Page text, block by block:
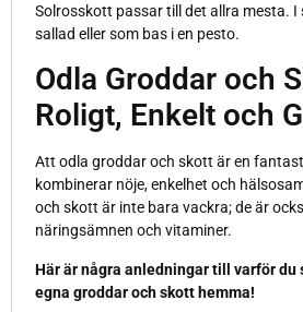
Solrosskott passar till det allra mesta. I
sallad eller som bas i en pesto.
Odla Groddar och
Roligt, Enkelt och
Att odla groddar och skott är en
kombinerar nöje, enkelhet och
och skott är inte bara vackra; de är
näringsämnen och vitaminer.
Här är några anledningar till varför du
egna groddar och skott hemma!